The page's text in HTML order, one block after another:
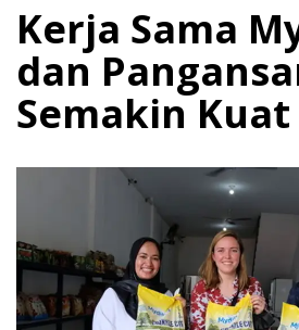
Kerja Sama
dan
Semakin Kuat